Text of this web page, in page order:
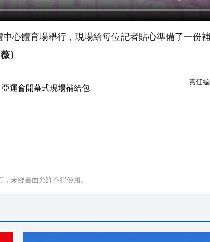
心體育場舉行，現場給每位記者貼心準備了一份
）
責任
未經書面允許不得使用。